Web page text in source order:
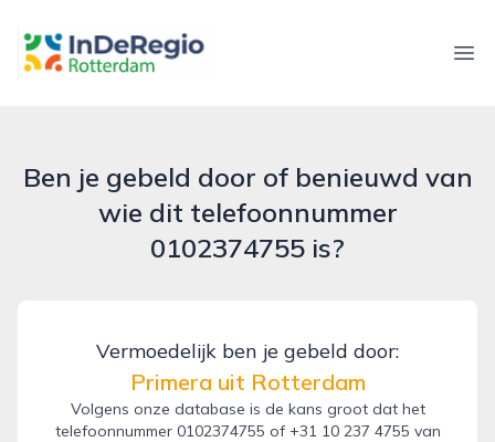
inderegiorotterdam.nl
Ben je gebeld door of benieuwd van
wie dit telefoonnummer
0102374755 is?
Vermoedelijk ben je gebeld door:
Primera uit Rotterdam
Volgens onze database is de kans groot dat het
telefoonnummer 0102374755 of +31 10 237 4755 van